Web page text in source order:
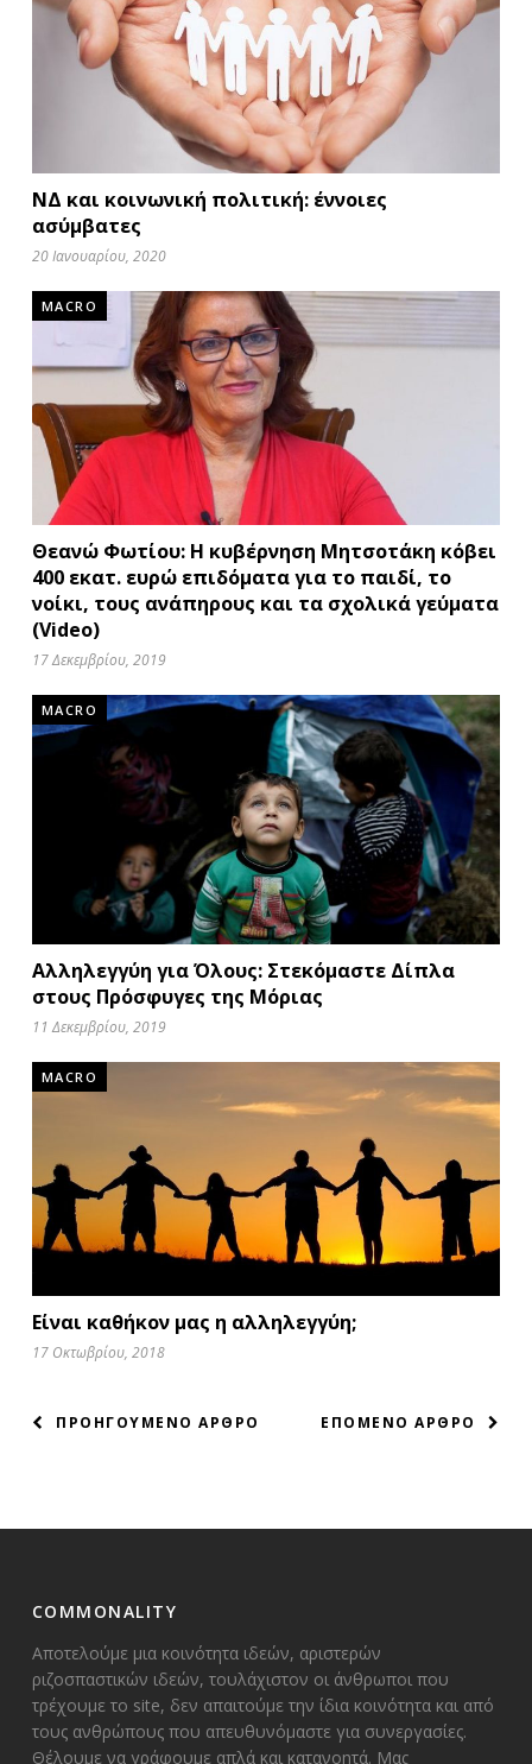
ΝΔ και κοινωνική πολιτική: έννοιες
ασύμβατες
20 Ιανουαρίου, 2020
MACRO
Θεανώ Φωτίου: Η κυβέρνηση Μητσοτάκη κόβει
400 εκατ. ευρώ επιδόματα για το παιδί, το
νοίκι, τους ανάπηρους και τα σχολικά γεύματα
(Video)
17 Δεκεμβρίου, 2019
MACRO
Αλληλεγγύη για Όλους: Στεκόμαστε Δίπλα
στους Πρόσφυγες της Μόριας
11 Δεκεμβρίου, 2019
MACRO
Είναι καθήκον μας η αλληλεγγύη;
17 Οκτωβρίου, 2018
ΠΛΟΗΓΗΣΗ
ΕΠΟΜΕΝΟ ΑΡΘΡΟ
ΠΡΟΗΓΟΥΜΕΝΟ ΑΡΘΡΟ
COMMONALITY
Αποτελούμε μια κοινότητα ιδεών, αριστερών
ριζοσπαστικών ιδεών, τουλάχιστον οι άνθρωποι που
τρέχουμε το site, δεν απαιτούμε την ίδια κοινότητα και από
τους ανθρώπους που απευθυνόμαστε για συνεργασίες.
Θέλουμε να γράφουμε απλά και κατανοητά. Μας